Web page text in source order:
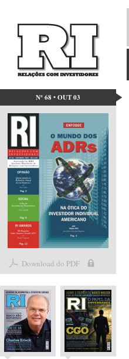
Nº 68 • OUT 03
Download do PDF